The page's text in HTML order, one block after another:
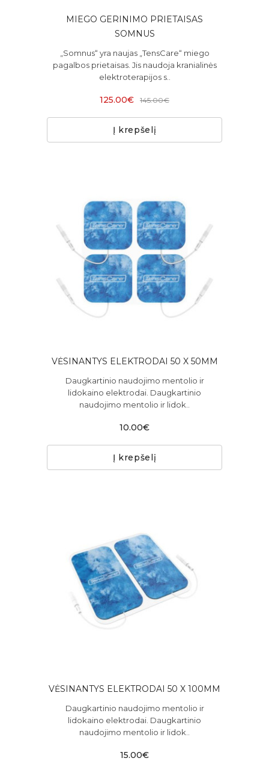
MIEGO GERINIMO PRIETAISAS
SOMNUS
„Somnus“ yra naujas „TensCare“ miego
pagalbos prietaisas. Jis naudoja kranialinės
elektroterapijos s..
125.00€ 145.00€
Į krepšelį
VĖSINANTYS ELEKTRODAI 50 X 50MM
Daugkartinio naudojimo mentolio ir
lidokaino elektrodai. Daugkartinio
naudojimo mentolio ir lidok..
10.00€
Į krepšelį
VĖSINANTYS ELEKTRODAI 50 X 100MM
Daugkartinio naudojimo mentolio ir
lidokaino elektrodai. Daugkartinio
naudojimo mentolio ir lidok..
15.00€